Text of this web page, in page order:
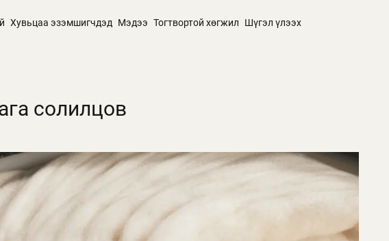
Хувьцаа эзэмшигчдэд Мэдээ Тогтвортой хөгжил Шүгэл үлээх
солилцов